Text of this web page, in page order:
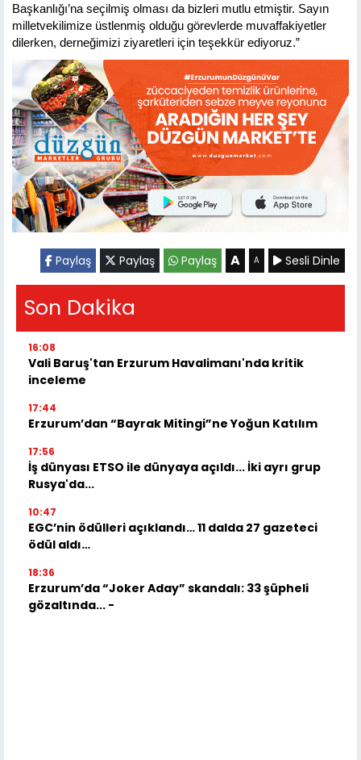
Başkanlığı’na seçilmiş olması da bizleri mutlu etmiştir. Sayın
milletvekilimize üstlenmiş olduğu görevlerde muvaffakiyetler
dilerken, derneğimizi ziyaretleri için teşekkür ediyoruz.”
Paylaş Paylaş Paylaş A A Sesli Dinle
Son Dakika
16:08
Vali Baruş'tan Erzurum Havalimanı'nda kritik
inceleme
17:44
Erzurum’dan “Bayrak Mitingi”ne Yoğun Katılım
17:56
İş dünyası ETSO ile dünyaya açıldı... İki ayrı grup
Rusya'da...
10:47
EGC’nin ödülleri açıklandı… 11 dalda 27 gazeteci
ödül aldı…
18:36
Erzurum’da “Joker Aday” skandalı: 33 şüpheli
gözaltında... -